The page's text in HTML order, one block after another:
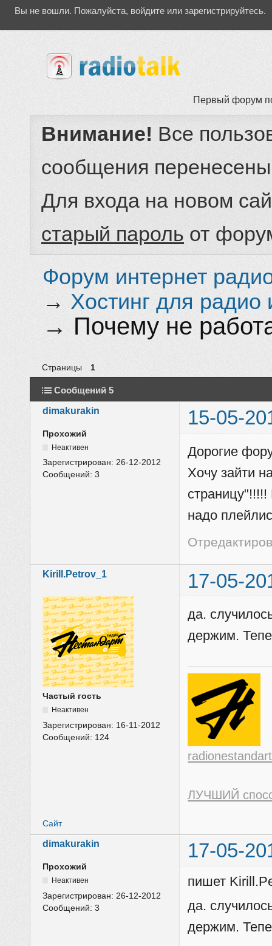
Вы не вошли. Пожалуйста, войдите или зарегистрируйтесь.
Первый форум
Внимание! Все
сообщения
Для входа на новом
старый пароль от
Форум интернет
→ Хостинг для радио
→ Почему не
Страницы 1
Сообщений 5
dimakurakin
15-05-
Прохожий
Неактивен
Зарегистрирован:26-12-2012
Сообщений:3
Дорогие
Хочу зайти
надо
Kirill.Petrov_1 17-05-
Частый гость
Неактивен
Зарегистрирован: 16-11-2012
Сообщений: 124
да.
держим.
ЛУЧШИЙ
Сайт
dimakurakin 17-05-
Прохожий
Неактивен
Зарегистрирован: 26-12-2012
Сообщений:3
пишет
да.
держим.